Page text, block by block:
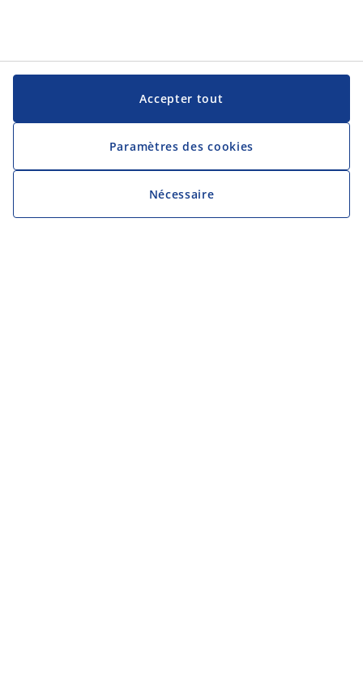
Accepter tout
Paramètres des cookies
Nécessaire